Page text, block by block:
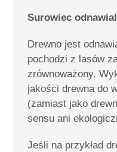
Surowiec
Drewno jest
pochodzi z lasów
zrównoważony.
jakości drewna do
(zamiast jako
sensu ani
Jeśli na przykład